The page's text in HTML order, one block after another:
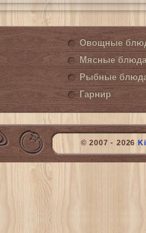
Овощные
Мясные блюда
Рыбные
Гарнир
© 2007 - 2026